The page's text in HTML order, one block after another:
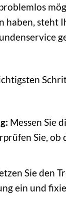
haben, steht
Messen Sie
Sie, ob
Sie den
ein und